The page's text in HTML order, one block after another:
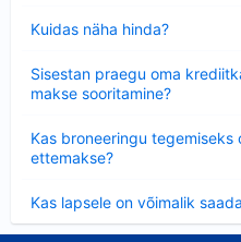
Kuidas näha hinda?
Sisestan praegu oma
makse sooritamine?
Kas broneeringu
ettemakse?
Kas lapsele on võimalik